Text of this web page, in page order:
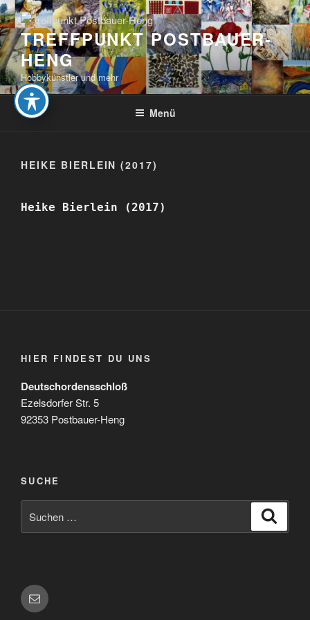
Zum
Inhalt
springenTREFFPUNKT POSTBAUER-
HENG
Hobbykünstler und mehr
Menü
HEIKE BIERLEIN (2017)
Heike Bierlein (2017)
HIER FINDEST DU UNS
Deutschordensschloß
Ezelsdorfer Str. 5
92353 Postbauer-Heng
SUCHE
nach:
E-
Mail